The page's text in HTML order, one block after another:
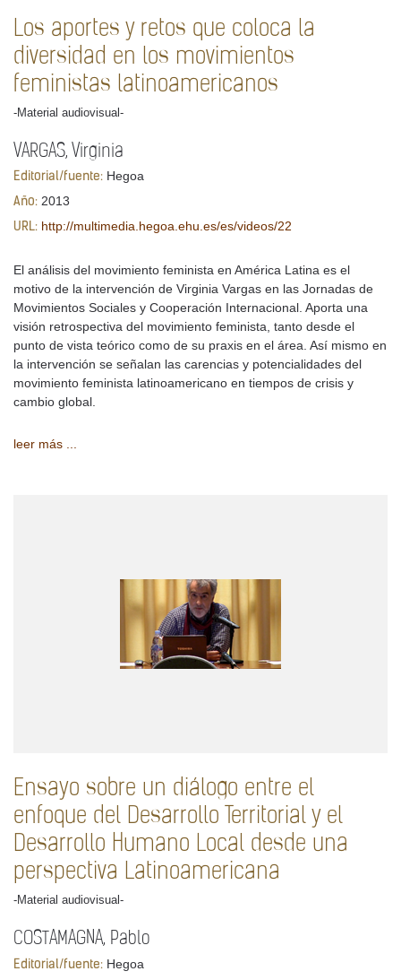
Los aportes y retos que coloca la
diversidad en los movimientos
feministas latinoamericanos
-Material audiovisual-
VARGAS, Virginia
Editorial/fuente: Hegoa
Año: 2013
URL: http://multimedia.hegoa.ehu.es/es/videos/22
El análisis del movimiento feminista en América Latina es el
motivo de la intervención de Virginia Vargas en las Jornadas de
Movimientos Sociales y Cooperación Internacional. Aporta una
visión retrospectiva del movimiento feminista, tanto desde el
punto de vista teórico como de su praxis en el área. Así mismo en
la intervención se señalan las carencias y potencialidades del
movimiento feminista latinoamericano en tiempos de crisis y
cambio global.
leer más ...
Ensayo sobre un diálogo entre el
enfoque del Desarrollo Territorial y el
Desarrollo Humano Local desde una
perspectiva Latinoamericana
-Material audiovisual-
COSTAMAGNA, Pablo
Editorial/fuente: Hegoa